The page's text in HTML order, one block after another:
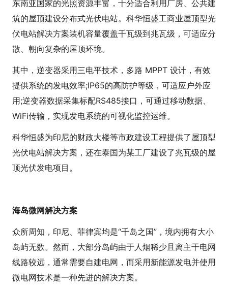
东南亚国家的光照资源丰富，十分适合利用厂房、公共建
筑的屋顶建设分布式光伏电站。科华恒盛工商业屋顶型光
伏电站解决方案装机容量覆盖千瓦级到兆瓦级，可适应分
散、朝向复杂的屋顶环境。
其中，逆变器采用三电平技术，多路 MPPT 设计，有效
提供系统的发电效率;IP65的高防护等级，可适应户外应
用;逆变器数据采集标配RS485接口，可通过移动数据、
WiFi传输，实现发电系统的可视化监控运维。
科华恒盛为印尼的财政大楼等市政建设工程提供了屋顶型
光伏电站解决方案，还在泰国为某工厂建设了兆瓦级的屋
顶光伏发电项目。
海岛微网解决方案
众所周知，印尼、菲律宾均是“千岛之国”，境内拥有大小
岛屿无数。然而，大部分岛屿由于人烟稀少且离主干电网
线路较远，通常需要自建电网，而采用新能源发电并使用
微电网技术是一种先进的解决方案。